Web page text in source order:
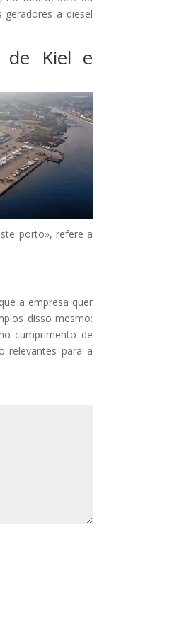
a diesel
de Kiel e
porto», refere a
a empresa quer
disso mesmo:
cumprimento de
relevantes para a